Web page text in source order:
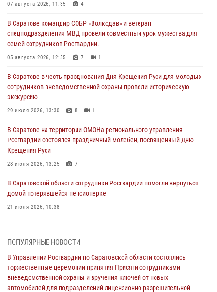
07 августа 2026, 11:35 4
В Саратове командир СОБР «Волкодав» и ветеран
спецподразделения МВД провели совместный урок мужества для
семей сотрудников Росгвардии.
05 августа 2026, 12:55 7 1
В Саратове в честь празднования Дня Крещения Руси для молодых
сотрудников вневедомственной охраны провели историческую
экскурсию
29 июля 2026, 13:30 8 1
В Саратове на территории ОМОНа регионального управления
Росгвардии состоялся праздничный молебен, посвященный Дню
Крещения Руси
28 июля 2026, 13:25 7
В Саратовской области сотрудники Росгвардии помогли вернуться
домой потерявшейся пенсионерке
21 июля 2026, 10:38
вневедомственной охраны и вручения ключей от новых
автомобилей для подразделений лицензионно-разрешительной
работы и государственного контроля.
18 июля 2026, 13:37 10 1
ПОПУЛЯРНЫЕ НОВОСТИ
В Управлении Росгвардии по Саратовской области состоялись
торжественные церемонии принятия Присяги сотрудниками
вневедомственной охраны и вручения ключей от новых
автомобилей для подразделений лицензионно-разрешительной